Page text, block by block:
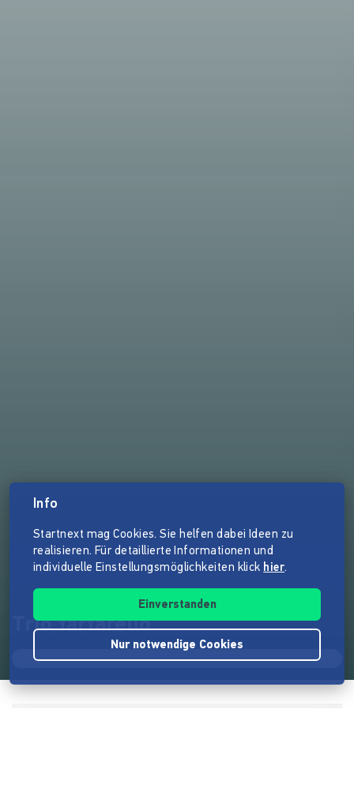
Trio farfarello
Info
Startnext mag Cookies. Sie helfen dabei Ideen zu
realisieren. Für detaillierte Informationen und
individuelle Einstellungsmöglichkeiten klick hier.
Einverstanden
Nur notwendige Cookies